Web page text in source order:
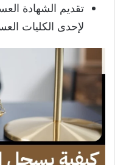
تقديم الشهادة
لإحدى الكليات